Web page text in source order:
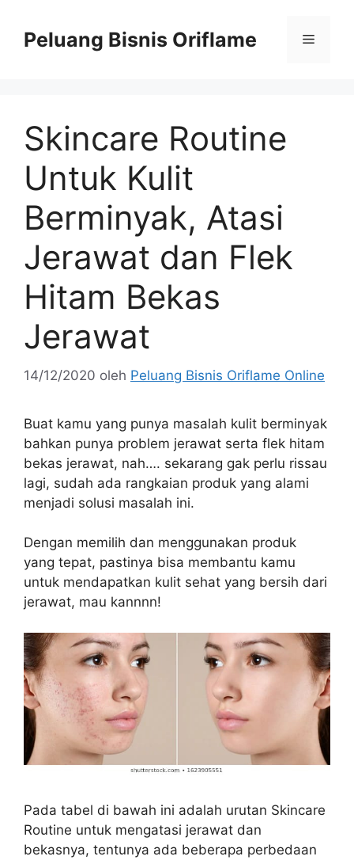
Peluang Bisnis Oriflame
Skincare Routine
Untuk Kulit
Berminyak, Atasi
Jerawat dan Flek
Hitam Bekas
Jerawat
14/12/2020 oleh Peluang Bisnis Oriflame Online
Buat kamu yang punya masalah kulit berminyak
bahkan punya problem jerawat serta flek hitam
bekas jerawat, nah…. sekarang gak perlu rissau
lagi, sudah ada rangkaian produk yang alami
menjadi solusi masalah ini.
Dengan memilih dan menggunakan produk
yang tepat, pastinya bisa membantu kamu
untuk mendapatkan kulit sehat yang bersih dari
jerawat, mau kannnn!
Pada tabel di bawah ini adalah urutan Skincare
Routine untuk mengatasi jerawat dan
bekasnya, tentunya ada beberapa perbedaan